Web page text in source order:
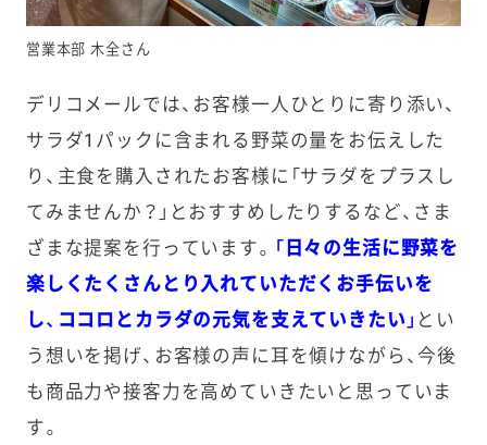
営業本部 木全さん
デリコメールでは、お客様一人ひとりに寄り添い、
サラダ1パックに含まれる野菜の量をお伝えした
り、主食を購入されたお客様に「サラダをプラスし
てみませんか？」とおすすめしたりするなど、さま
ざまな提案を行っています。 「日々の生活に野菜を
楽しくたくさんとり入れていただくお手伝いを
し、ココロとカラダの元気を支えていきたい」 とい
う想いを掲げ、お客様の声に耳を傾けながら、今後
も商品力や接客力を高めていきたいと思っていま
す。